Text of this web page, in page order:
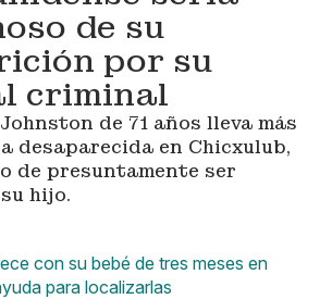
de su
por su
criminal
de 71 años lleva más
desaparecida en Chicxulub,
de presuntamente ser
hijo.
con su bebé de tres meses en
para localizarlas